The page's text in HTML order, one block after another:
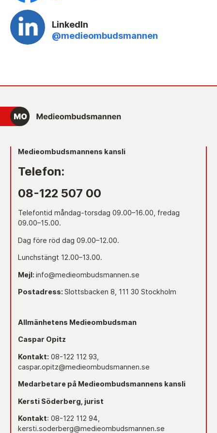
LinkedIn
@medieombudsmannen
Medieombudsmannens kansli
Telefon:
08-122 507 00
Telefontid måndag-torsdag 09.00–16.00, fredag
09.00–15.00.
Dag före röd dag 09.00–12.00.
Lunchstängt 12.00–13.00.
Mejl: info@medieombudsmannen.se
Postadress: Slottsbacken 8, 111 30 Stockholm
Allmänhetens Medieombudsman
Caspar Opitz
Kontakt: 08-122 112 93,
caspar.opitz@medieombudsmannen.se
Medarbetare på Medieombudsmannens kansli
Kersti Söderberg, jurist
Kontakt: 08-122 112 94,
kersti.soderberg@medieombudsmannen.se